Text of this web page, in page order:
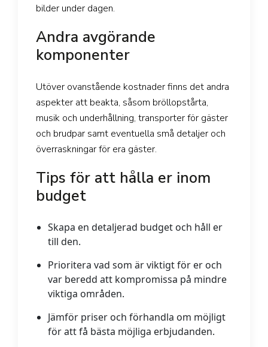
bilder under dagen.
Andra avgörande
komponenter
Utöver ovanstående kostnader finns det andra
aspekter att beakta, såsom bröllopstårta,
musik och underhållning, transporter för gäster
och brudpar samt eventuella små detaljer och
överraskningar för era gäster.
Tips för att hålla er inom
budget
Skapa en detaljerad budget och håll er
till den.
Prioritera vad som är viktigt för er och
var beredd att kompromissa på mindre
viktiga områden.
Jämför priser och förhandla om möjligt
för att få bästa möjliga erbjudanden.